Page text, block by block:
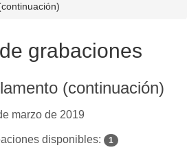
grabaciones
(continuación)
marzo de 2019
disponibles: 1